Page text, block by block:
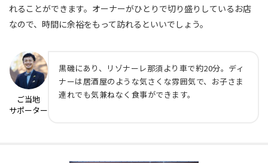
れることができます。オーナーがひとりで切り盛りしているお店
なので、時間に余裕をもって訪れるといいでしょう。
ご当地
サポーター
黒磯にあり、リゾナーレ那須より車で約20分。ディ
ナーは居酒屋のような気さくな雰囲気で、お子さま
連れでも気兼ねなく食事ができます。